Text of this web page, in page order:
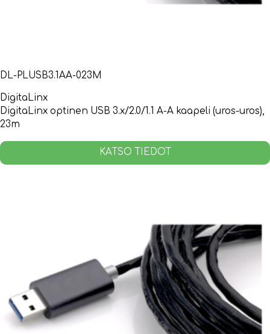
DL-PLUSB3.1AA-023M
DigitaLinx
DigitaLinx optinen USB 3.x/2.0/1.1 A-A kaapeli (uros-uros),
23m
KATSO TIEDOT